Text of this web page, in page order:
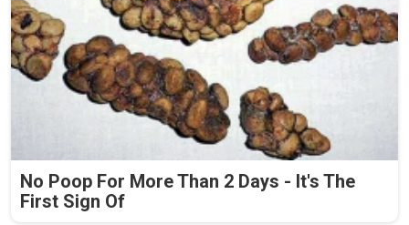
No Poop For More Than 2 Days - It's The
First Sign Of